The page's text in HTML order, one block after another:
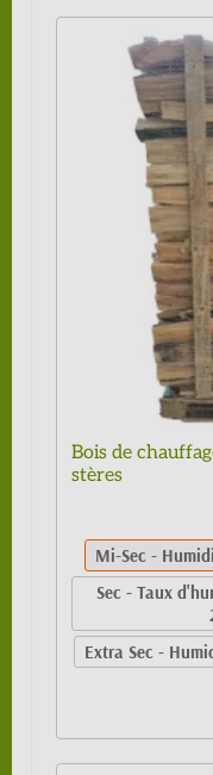
Bois de
stères
Mi-Sec -
Sec - Taux
Extra Sec -